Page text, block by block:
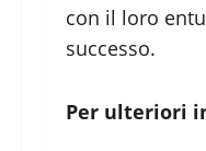
con il loro
successo.
Per ulteriori